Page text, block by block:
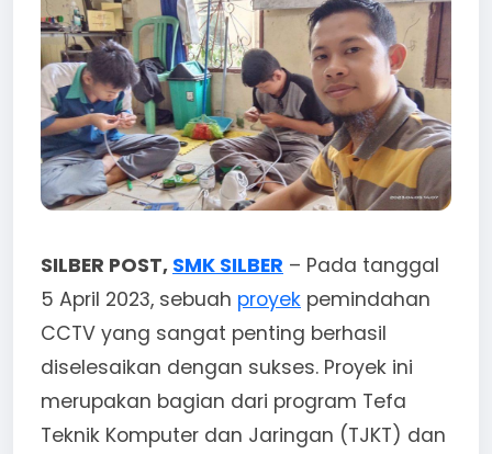
SILBER POST, SMK SILBER – Pada tanggal
5 April 2023, sebuah proyek pemindahan
CCTV yang sangat penting berhasil
diselesaikan dengan sukses. Proyek ini
merupakan bagian dari program Tefa
Teknik Komputer dan Jaringan (TJKT) dan